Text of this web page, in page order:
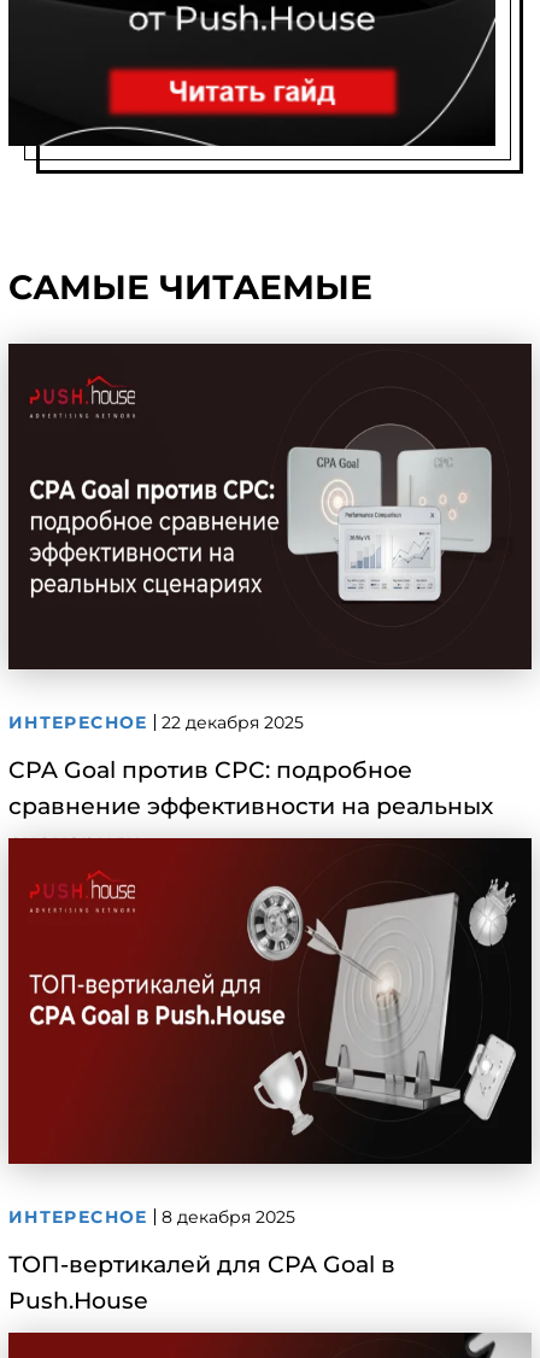
САМЫЕ ЧИТАЕМЫЕ
ИНТЕРЕСНОЕ 22 декабря 2025
CPA Goal против CPC: подробное
сравнение эффективности на реальных
сценариях
ИНТЕРЕСНОЕ 8 декабря 2025
ТОП-вертикалей для CPA Goal в
Push.House